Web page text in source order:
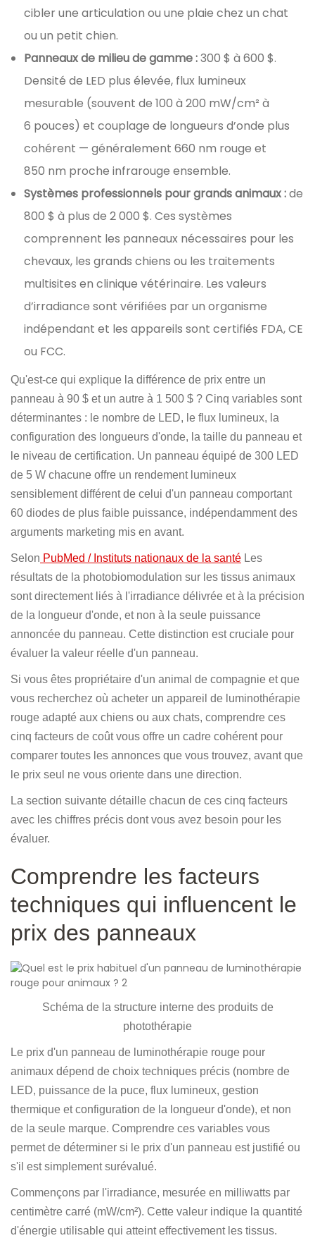
cibler une articulation ou une plaie chez un chat
ou un petit chien.
Panneaux de milieu de gamme :300 $ à 600 $.
Densité de LED plus élevée, flux lumineux
mesurable (souvent de 100 à 200 mW/cm² à
6 pouces) et couplage de longueurs d’onde plus
cohérent — généralement 660 nm rouge et
850 nm proche infrarouge ensemble.
Systèmes professionnels pour grands animaux :de
800 $ à plus de 2 000 $. Ces systèmes
comprennent les panneaux nécessaires pour les
chevaux, les grands chiens ou les traitements
multisites en clinique vétérinaire. Les valeurs
d’irradiance sont vérifiées par un organisme
indépendant et les appareils sont certifiés FDA, CE
ou FCC.
Qu'est-ce qui explique la différence de prix entre un
panneau à 90 $ et un autre à 1 500 $ ? Cinq variables sont
déterminantes : le nombre de LED, le flux lumineux, la
configuration des longueurs d'onde, la taille du panneau et
le niveau de certification. Un panneau équipé de 300 LED
de 5 W chacune offre un rendement lumineux
sensiblement différent de celui d'un panneau comportant
60 diodes de plus faible puissance, indépendamment des
arguments marketing mis en avant.
Selon PubMed / Instituts nationaux de la santé Les
résultats de la photobiomodulation sur les tissus animaux
sont directement liés à l'irradiance délivrée et à la précision
de la longueur d'onde, et non à la seule puissance
annoncée du panneau. Cette distinction est cruciale pour
évaluer la valeur réelle d'un panneau.
Si vous êtes propriétaire d'un animal de compagnie et que
vous recherchez où acheter un appareil de luminothérapie
rouge adapté aux chiens ou aux chats, comprendre ces
cinq facteurs de coût vous offre un cadre cohérent pour
comparer toutes les annonces que vous trouvez, avant que
le prix seul ne vous oriente dans une direction.
La section suivante détaille chacun de ces cinq facteurs
avec les chiffres précis dont vous avez besoin pour les
évaluer.
Comprendre les facteurs
techniques qui influencent le
prix des panneaux
Schéma de la structure interne des produits de
photothérapie
Le prix d'un panneau de luminothérapie rouge pour
animaux dépend de choix techniques précis (nombre de
LED, puissance de la puce, flux lumineux, gestion
thermique et configuration de la longueur d'onde), et non
de la seule marque. Comprendre ces variables vous
permet de déterminer si le prix d'un panneau est justifié ou
s'il est simplement surévalué.
Commençons par l'irradiance, mesurée en milliwatts par
centimètre carré (mW/cm²). Cette valeur indique la quantité
d'énergie utilisable qui atteint effectivement les tissus.